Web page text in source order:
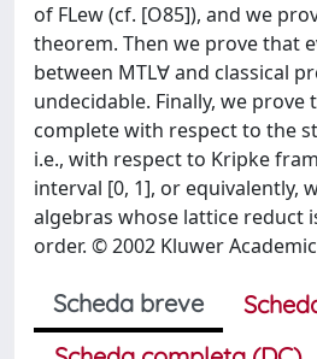
of FLew (cf. [O85]), and we
theorem. Then we prove that
between MTL∀ and classical
undecidable. Finally, we prove
complete with respect to the
i.e., with respect to Kripke
interval [0, 1], or equivalently,
algebras whose lattice reduct
order. © 2002 Kluwer
Scheda breve